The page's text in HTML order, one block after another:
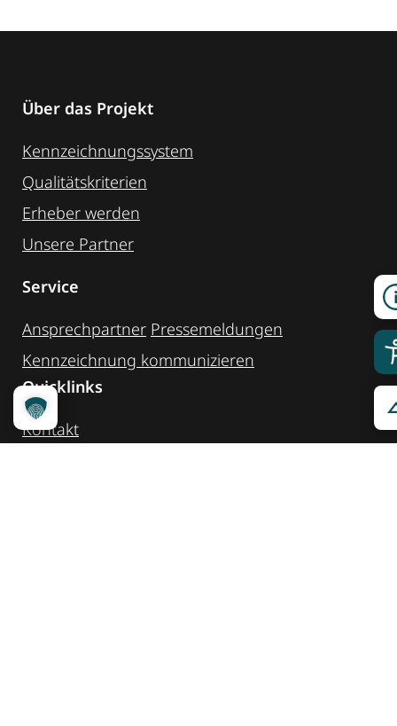
Über das Projekt
Kennzeichnungssystem
Qualitätskriterien
Erheber werden
Unsere Partner
Service
Ansprechpartner Pressemeldungen
Kennzeichnung ­kommunizieren
Quicklinks
Kontakt